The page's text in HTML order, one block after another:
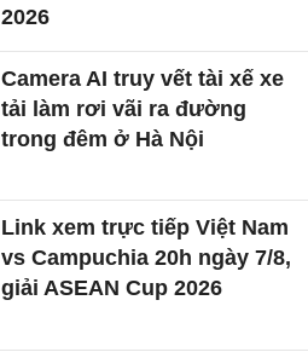
2026
Camera AI truy vết tài xế xe
tải làm rơi vãi ra đường
trong đêm ở Hà Nội
Link xem trực tiếp Việt Nam
vs Campuchia 20h ngày 7/8,
giải ASEAN Cup 2026